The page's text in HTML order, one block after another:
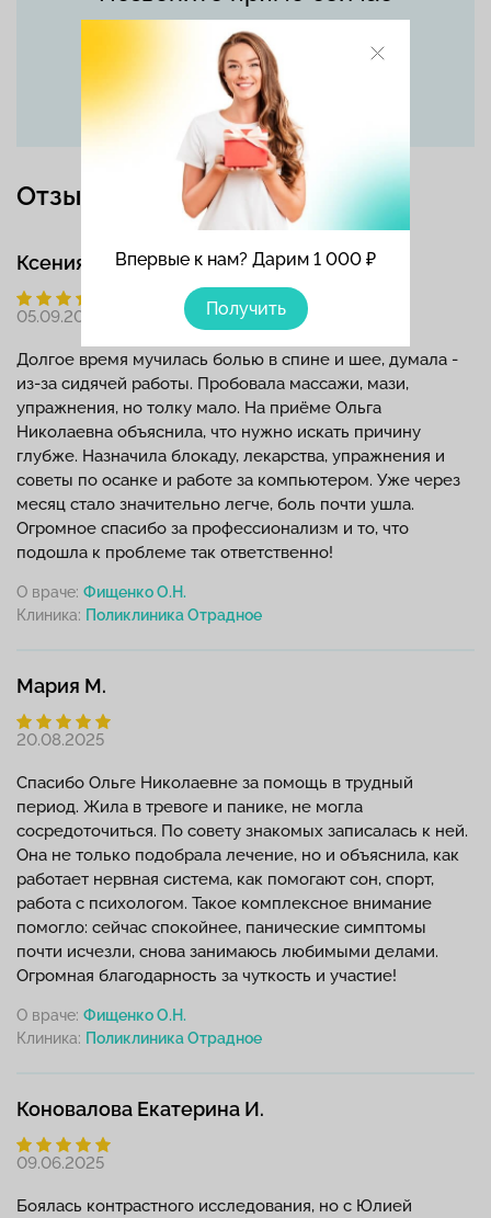
Впервые к нам? Дарим 1 000 ₽
Получить
+7 (495) 215-56-90
Отзывы
Ксения
05.09.2025
Долгое время мучилась болью в спине и шее, думала -
из-за сидячей работы. Пробовала массажи, мази,
упражнения, но толку мало. На приёме Ольга
Николаевна объяснила, что нужно искать причину
глубже. Назначила блокаду, лекарства, упражнения и
советы по осанке и работе за компьютером. Уже через
месяц стало значительно легче, боль почти ушла.
Огромное спасибо за профессионализм и то, что
подошла к проблеме так ответственно!
О враче: Фищенко О.Н.
Клиника:
Мария М.
20.08.2025
Спасибо Ольге Николаевне за помощь в трудный
период. Жила в тревоге и панике, не могла
сосредоточиться. По совету знакомых записалась к ней.
Она не только подобрала лечение, но и объяснила, как
работает нервная система, как помогают сон, спорт,
работа с психологом. Такое комплексное внимание
помогло: сейчас спокойнее, панические симптомы
почти исчезли, снова занимаюсь любимыми делами.
Огромная благодарность за чуткость и участие!
О враче: Фищенко О.Н.
Клиника:
Коновалова Екатерина И.
09.06.2025
Боялась контрастного исследования, но с Юлией